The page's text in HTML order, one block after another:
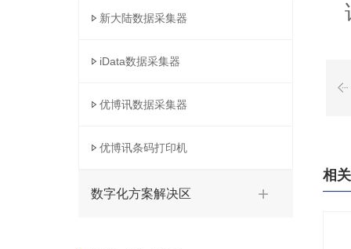
新大陆数据采集器
iData数据采集器
优博讯数据采集器
优博讯条码打印机
数字化方案解决区
相